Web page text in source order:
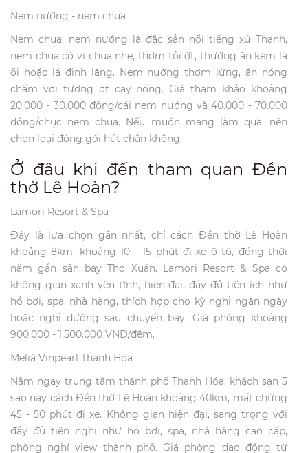
Nem nướng - nem chua
Nem chua, nem nướng là đặc sản nổi tiếng xứ Thanh,
nem chua có vị chua nhẹ, thơm tỏi ớt, thường ăn kèm lá
ổi hoặc lá đinh lăng. Nem nướng thơm lừng, ăn nóng
chấm với tương ớt cay nồng. Giá tham khảo khoảng
20.000 - 30.000 đồng/cái nem nướng và 40.000 - 70.000
đồng/chục nem chua. Nếu muốn mang làm quà, nên
chọn loại đóng gói hút chân không.
Ở đâu khi đến tham quan Đền
thờ Lê Hoàn?
Lamori Resort & Spa
Đây là lựa chọn gần nhất, chỉ cách Đền thờ Lê Hoàn
khoảng 8km, khoảng 10 - 15 phút đi xe ô tô, đồng thời
nằm gần sân bay Thọ Xuân. Lamori Resort & Spa có
không gian xanh yên tĩnh, hiện đại, đầy đủ tiện ích như
hồ bơi, spa, nhà hàng, thích hợp cho kỳ nghỉ ngắn ngày
hoặc nghỉ dưỡng sau chuyến bay. Giá phòng khoảng
900.000 - 1.500.000 VNĐ/đêm.
Meliá Vinpearl Thanh Hóa
Nằm ngay trung tâm thành phố Thanh Hóa, khách sạn 5
sao này cách Đền thờ Lê Hoàn khoảng 40km, mất chừng
45 - 50 phút đi xe. Không gian hiện đại, sang trọng với
đầy đủ tiện nghi như hồ bơi, spa, nhà hàng cao cấp,
phòng nghỉ view thành phố. Giá phòng dao động từ